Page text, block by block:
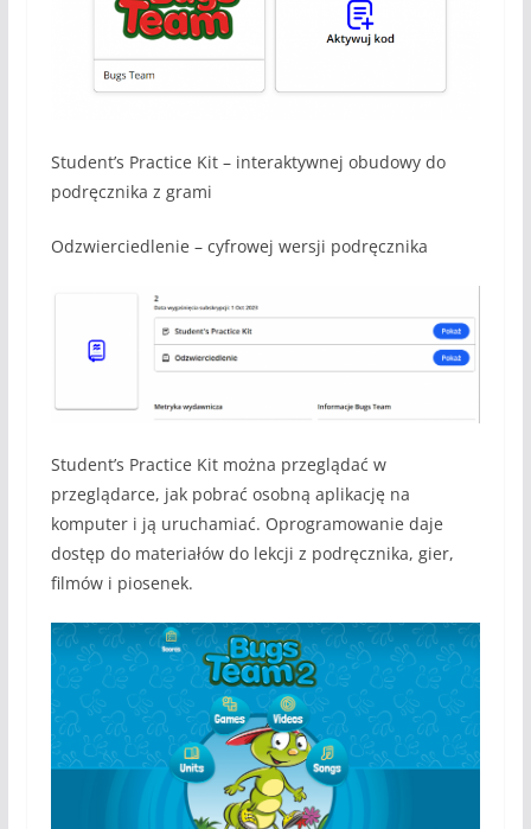
Student’s Practice Kit – interaktywnej obudowy do
podręcznika z grami
Odzwierciedlenie – cyfrowej wersji podręcznika
Student’s Practice Kit można przeglądać w
przeglądarce, jak pobrać osobną aplikację na
komputer i ją uruchamiać. Oprogramowanie daje
dostęp do materiałów do lekcji z podręcznika, gier,
filmów i piosenek.